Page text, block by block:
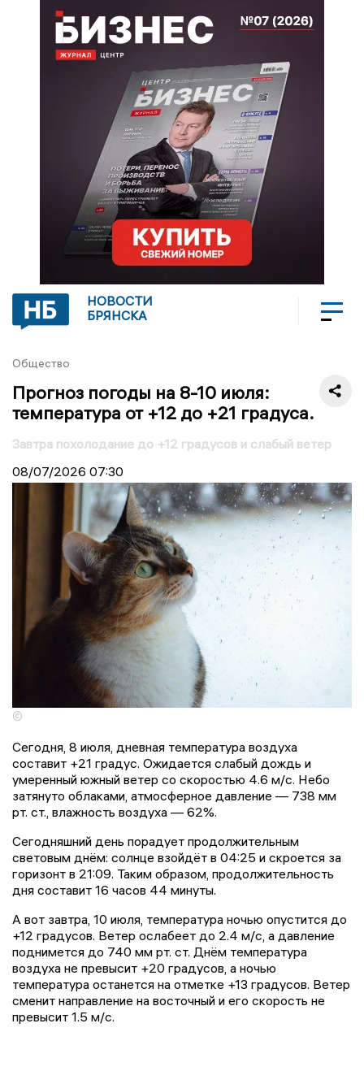
НОВОСТИ
БРЯНСКА
Общество
Прогноз погоды на 8-10 июля:
температура от +12 до +21 градуса.
Завтра похолодание до +12 градусов и слабый ветер
08/07/2026 07:30
©
Сегодня, 8 июля, дневная температура воздуха
составит +21 градус. Ожидается слабый дождь и
умеренный южный ветер со скоростью 4.6 м/с. Небо
затянуто облаками, атмосферное давление — 738 мм
рт. ст., влажность воздуха — 62%.
Сегодняшний день порадует продолжительным
световым днём: солнце взойдёт в 04:25 и скроется за
горизонт в 21:09. Таким образом, продолжительность
дня составит 16 часов 44 минуты.
А вот завтра, 10 июля, температура ночью опустится до
+12 градусов. Ветер ослабеет до 2.4 м/с, а давление
поднимется до 740 мм рт. ст. Днём температура
воздуха не превысит +20 градусов, а ночью
температура останется на отметке +13 градусов. Ветер
сменит направление на восточный и его скорость не
превысит 1.5 м/с.